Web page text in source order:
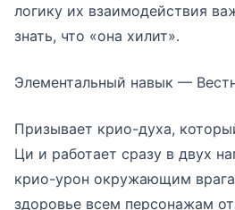
логику их взаимодействия
знать, что «она хилит».
Элементальный навык —
Призывает крио-духа,
Ци и работает сразу в двух
крио-урон окружающим
здоровье всем персонажам